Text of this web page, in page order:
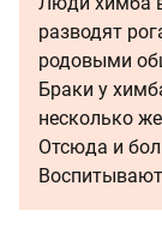
разводят
родовыми
Браки у
несколько
Отсюда и